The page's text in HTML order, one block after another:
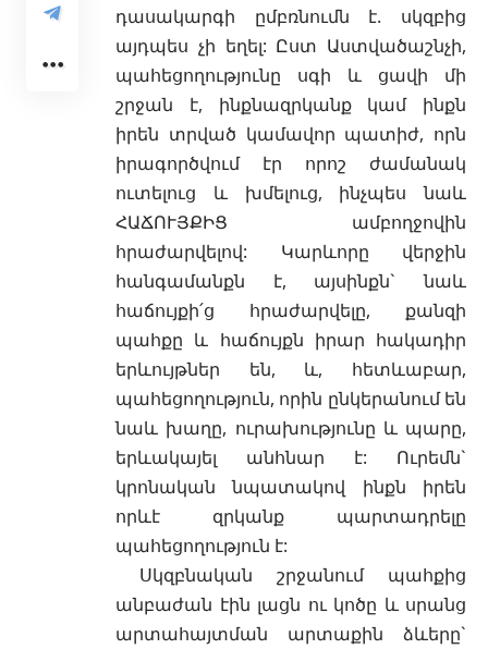
դասակարգի ըմբռնումն է. սկզբից
այդպես չի եղել: Ըստ Աստվածաշնչի,
պահեցողությունը սգի և ցավի մի
շրջան է, ինքնազրկանք կամ ինքն
իրեն տրված կամավոր պատիժ, որն
իրագործվում էր որոշ ժամանակ
ուտելուց և խմելուց, ինչպես նաև
ՀԱՃՈՒՅՔԻՑ ամբողջովին
հրաժարվելով: Կարևորը վերջին
հանգամանքն է, այսինքն` նաև
հաճույքի՛ց հրաժարվելը, քանզի
պահքը և հաճույքն իրար հակադիր
երևույթներ են, և, հետևաբար,
պահեցողություն, որին ընկերանում են
նաև խաղը, ուրախությունը և պարը,
երևակայել անհնար է: Ուրեմն`
կրոնական նպատակով ինքն իրեն
որևէ զրկանք պարտադրելը
պահեցողություն է:
Սկզբնական շրջանում պահքից
անբաժան էին լացն ու կոծը և սրանց
արտահայտման արտաքին ձևերը`